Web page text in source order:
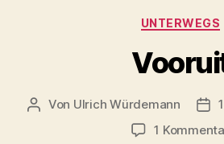
UNTERWEGS
Beitragsautor
Von Ulrich Würdemann
1